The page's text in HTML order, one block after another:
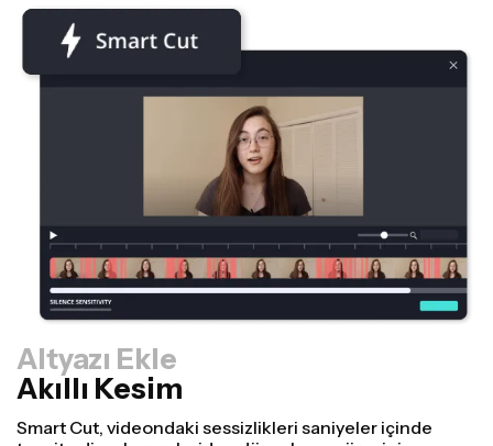
Altyazı Ekle
Akıllı Kesim
Yeniden Boyutlandırıcı